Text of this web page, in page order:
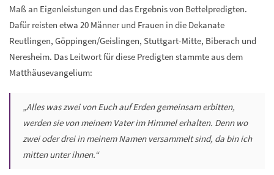
Maß an Eigenleistungen und das Ergebnis von Bettelpredigten.
Dafür reisten etwa 20 Männer und Frauen in die Dekanate
Reutlingen, Göppingen/Geislingen, Stuttgart-Mitte, Biberach und
Neresheim. Das Leitwort für diese Predigten stammte aus dem
Matthäusevangelium:
„Alles was zwei von Euch auf Erden gemeinsam erbitten,
werden sie von meinem Vater im Himmel erhalten. Denn wo
zwei oder drei in meinem Namen versammelt sind, da bin ich
mitten unter ihnen.“